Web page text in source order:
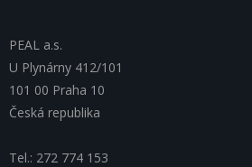
PEAL a.s.
U Plynárny 412/101
101 00 Praha 10
Česká republika
Tel.: 272 774 153